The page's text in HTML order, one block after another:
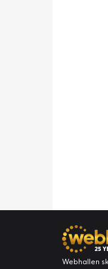
Webhallen